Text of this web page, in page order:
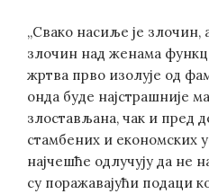
„Свако насиље је
злочин над женама
жртва прво изолује од
онда буде најстрашније
злостављана, чак и пред
стамбених и економских
најчешће одлучују да не
су поражавајући подаци